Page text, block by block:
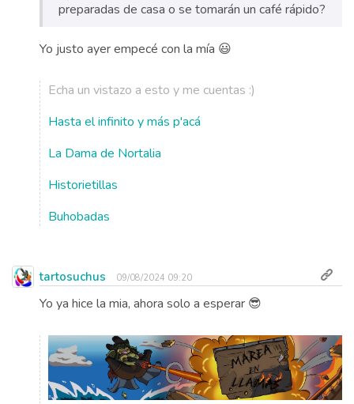
preparadas de casa o se tomarán un café rápido?
Yo justo ayer empecé con la mía 😃
Echa un vistazo a esto y me cuentas :)
Hasta el infinito y más p'acá
La Dama de Nortalia
Historietillas
Buhobadas
tartosuchus 09/08/2024 09:20
Yo ya hice la mia, ahora solo a esperar 😎